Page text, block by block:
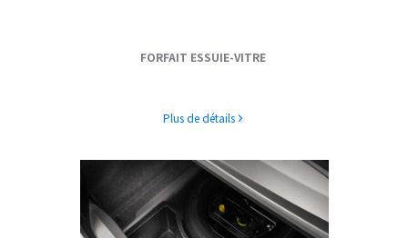
FORFAIT ESSUIE-VITRE
Plus de détails